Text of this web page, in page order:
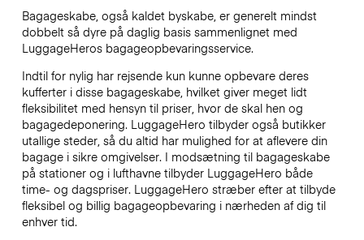
Bagageskabe, også kaldet byskabe, er generelt mindst
dobbelt så dyre på daglig basis sammenlignet med
LuggageHeros bagageopbevaringsservice.
Indtil for nylig har rejsende kun kunne opbevare deres
kufferter i disse bagageskabe, hvilket giver meget lidt
fleksibilitet med hensyn til priser, hvor de skal hen og
bagagedeponering. LuggageHero tilbyder også butikker
utallige steder, så du altid har mulighed for at aflevere din
bagage i sikre omgivelser. I modsætning til bagageskabe
på stationer og i lufthavne tilbyder LuggageHero både
time- og dagspriser. LuggageHero stræber efter at tilbyde
fleksibel og billig bagageopbevaring i nærheden af dig til
enhver tid.